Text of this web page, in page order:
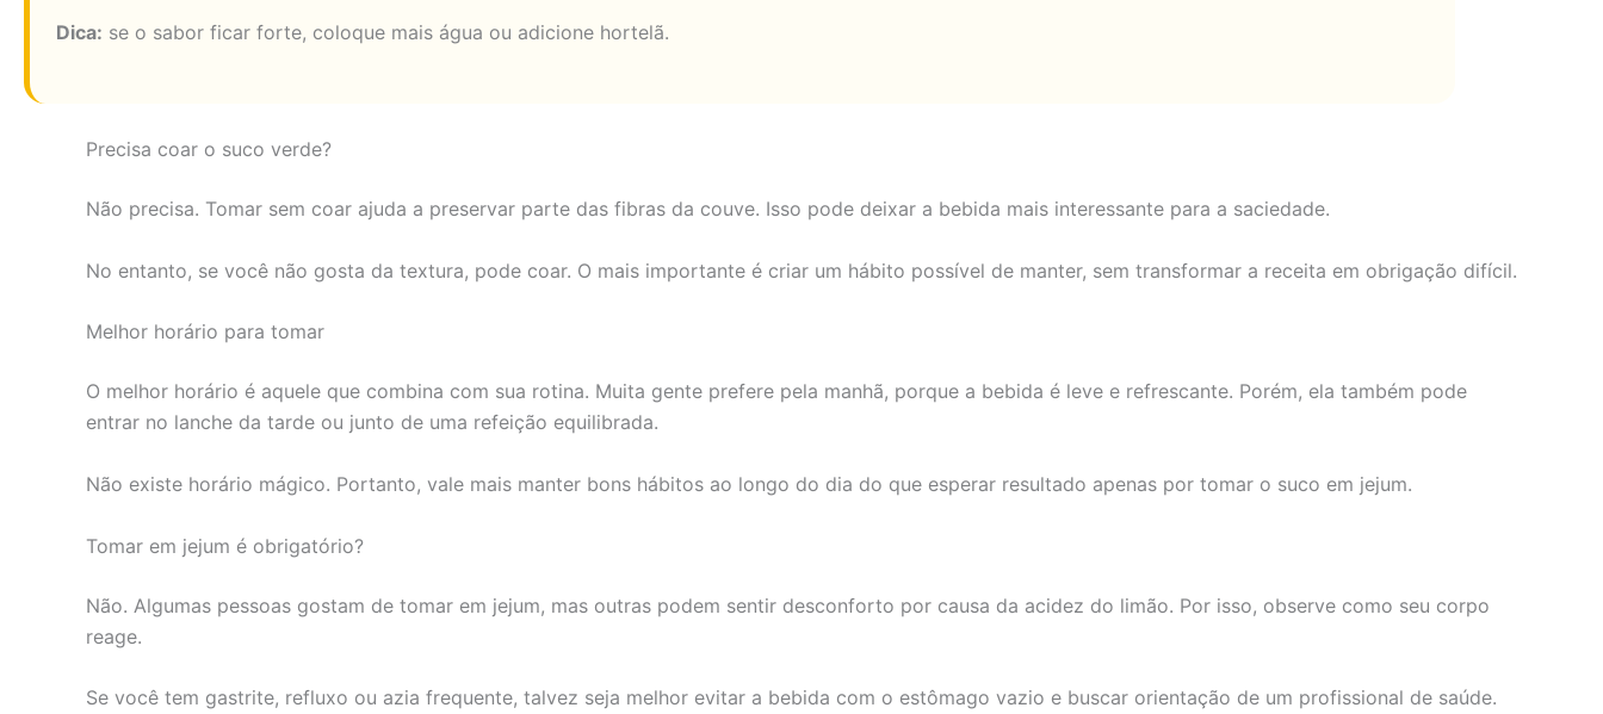
Dica: se o sabor ficar forte, coloque mais água ou adicione hortelã.
Precisa coar o suco verde?
Não precisa. Tomar sem coar ajuda a preservar parte das fibras da couve. Isso pode deixar a bebida mais interessante para a saciedade.
No entanto, se você não gosta da textura, pode coar. O mais importante é criar um hábito possível de manter, sem transformar a receita em obrigação difícil.
Melhor horário para tomar
O melhor horário é aquele que combina com sua rotina. Muita gente prefere pela manhã, porque a bebida é leve e refrescante. Porém, ela também pode
entrar no lanche da tarde ou junto de uma refeição equilibrada.
Não existe horário mágico. Portanto, vale mais manter bons hábitos ao longo do dia do que esperar resultado apenas por tomar o suco em jejum.
Tomar em jejum é obrigatório?
Não. Algumas pessoas gostam de tomar em jejum, mas outras podem sentir desconforto por causa da acidez do limão. Por isso, observe como seu corpo
reage.
Se você tem gastrite, refluxo ou azia frequente, talvez seja melhor evitar a bebida com o estômago vazio e buscar orientação de um profissional de saúde.